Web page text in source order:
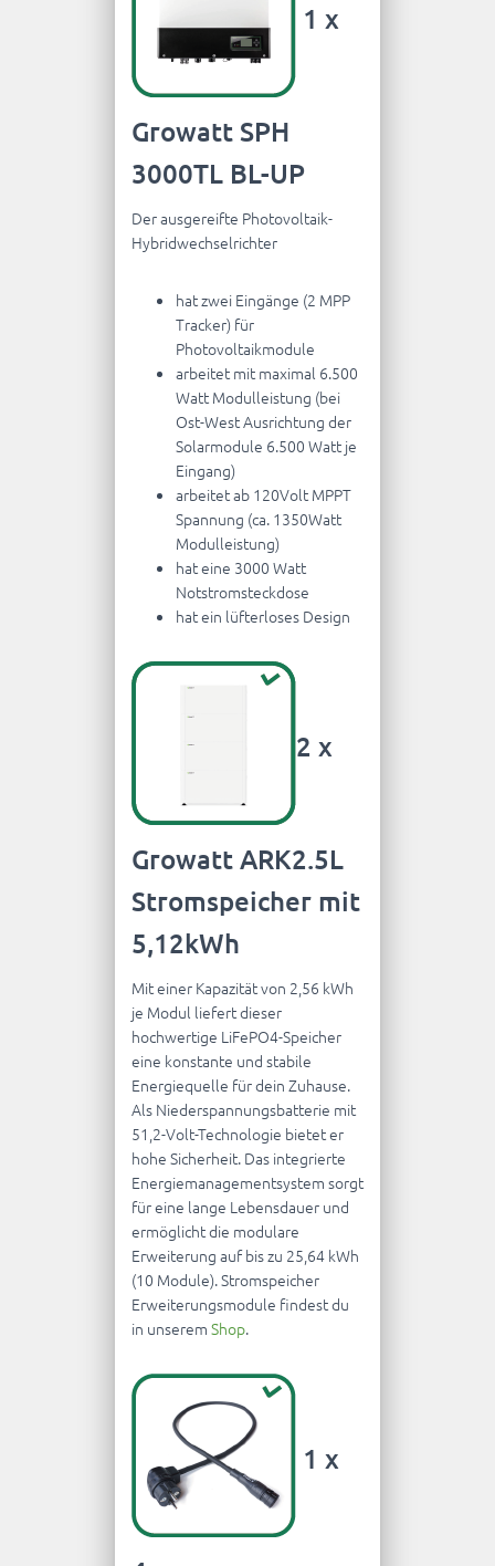
1 x
Growatt SPH
3000TL BL-UP
Der ausgereifte Photovoltaik-
Hybridwechselrichter
hat zwei Eingänge (2 MPP
Tracker) für
Photovoltaikmodule
arbeitet mit maximal 6.500
Watt Modulleistung (bei
Ost-West Ausrichtung der
Solarmodule 6.500 Watt je
Eingang)
arbeitet ab 120Volt MPPT
Spannung (ca. 1350Watt
Modulleistung)
hat eine 3000 Watt
Notstromsteckdose
hat ein lüfterloses Design
2 x
Growatt ARK2.5L
Stromspeicher mit
5,12kWh
Mit einer Kapazität von 2,56 kWh
je Modul liefert dieser
hochwertige LiFePO4-Speicher
eine konstante und stabile
Energiequelle für dein Zuhause.
Als Niederspannungsbatterie mit
51,2-Volt-Technologie bietet er
hohe Sicherheit. Das integrierte
Energiemanagementsystem sorgt
für eine lange Lebensdauer und
ermöglicht die modulare
Erweiterung auf bis zu 25,64 kWh
(10 Module). Stromspeicher
Erweiterungsmodule findest du
in unserem Shop.
1 x